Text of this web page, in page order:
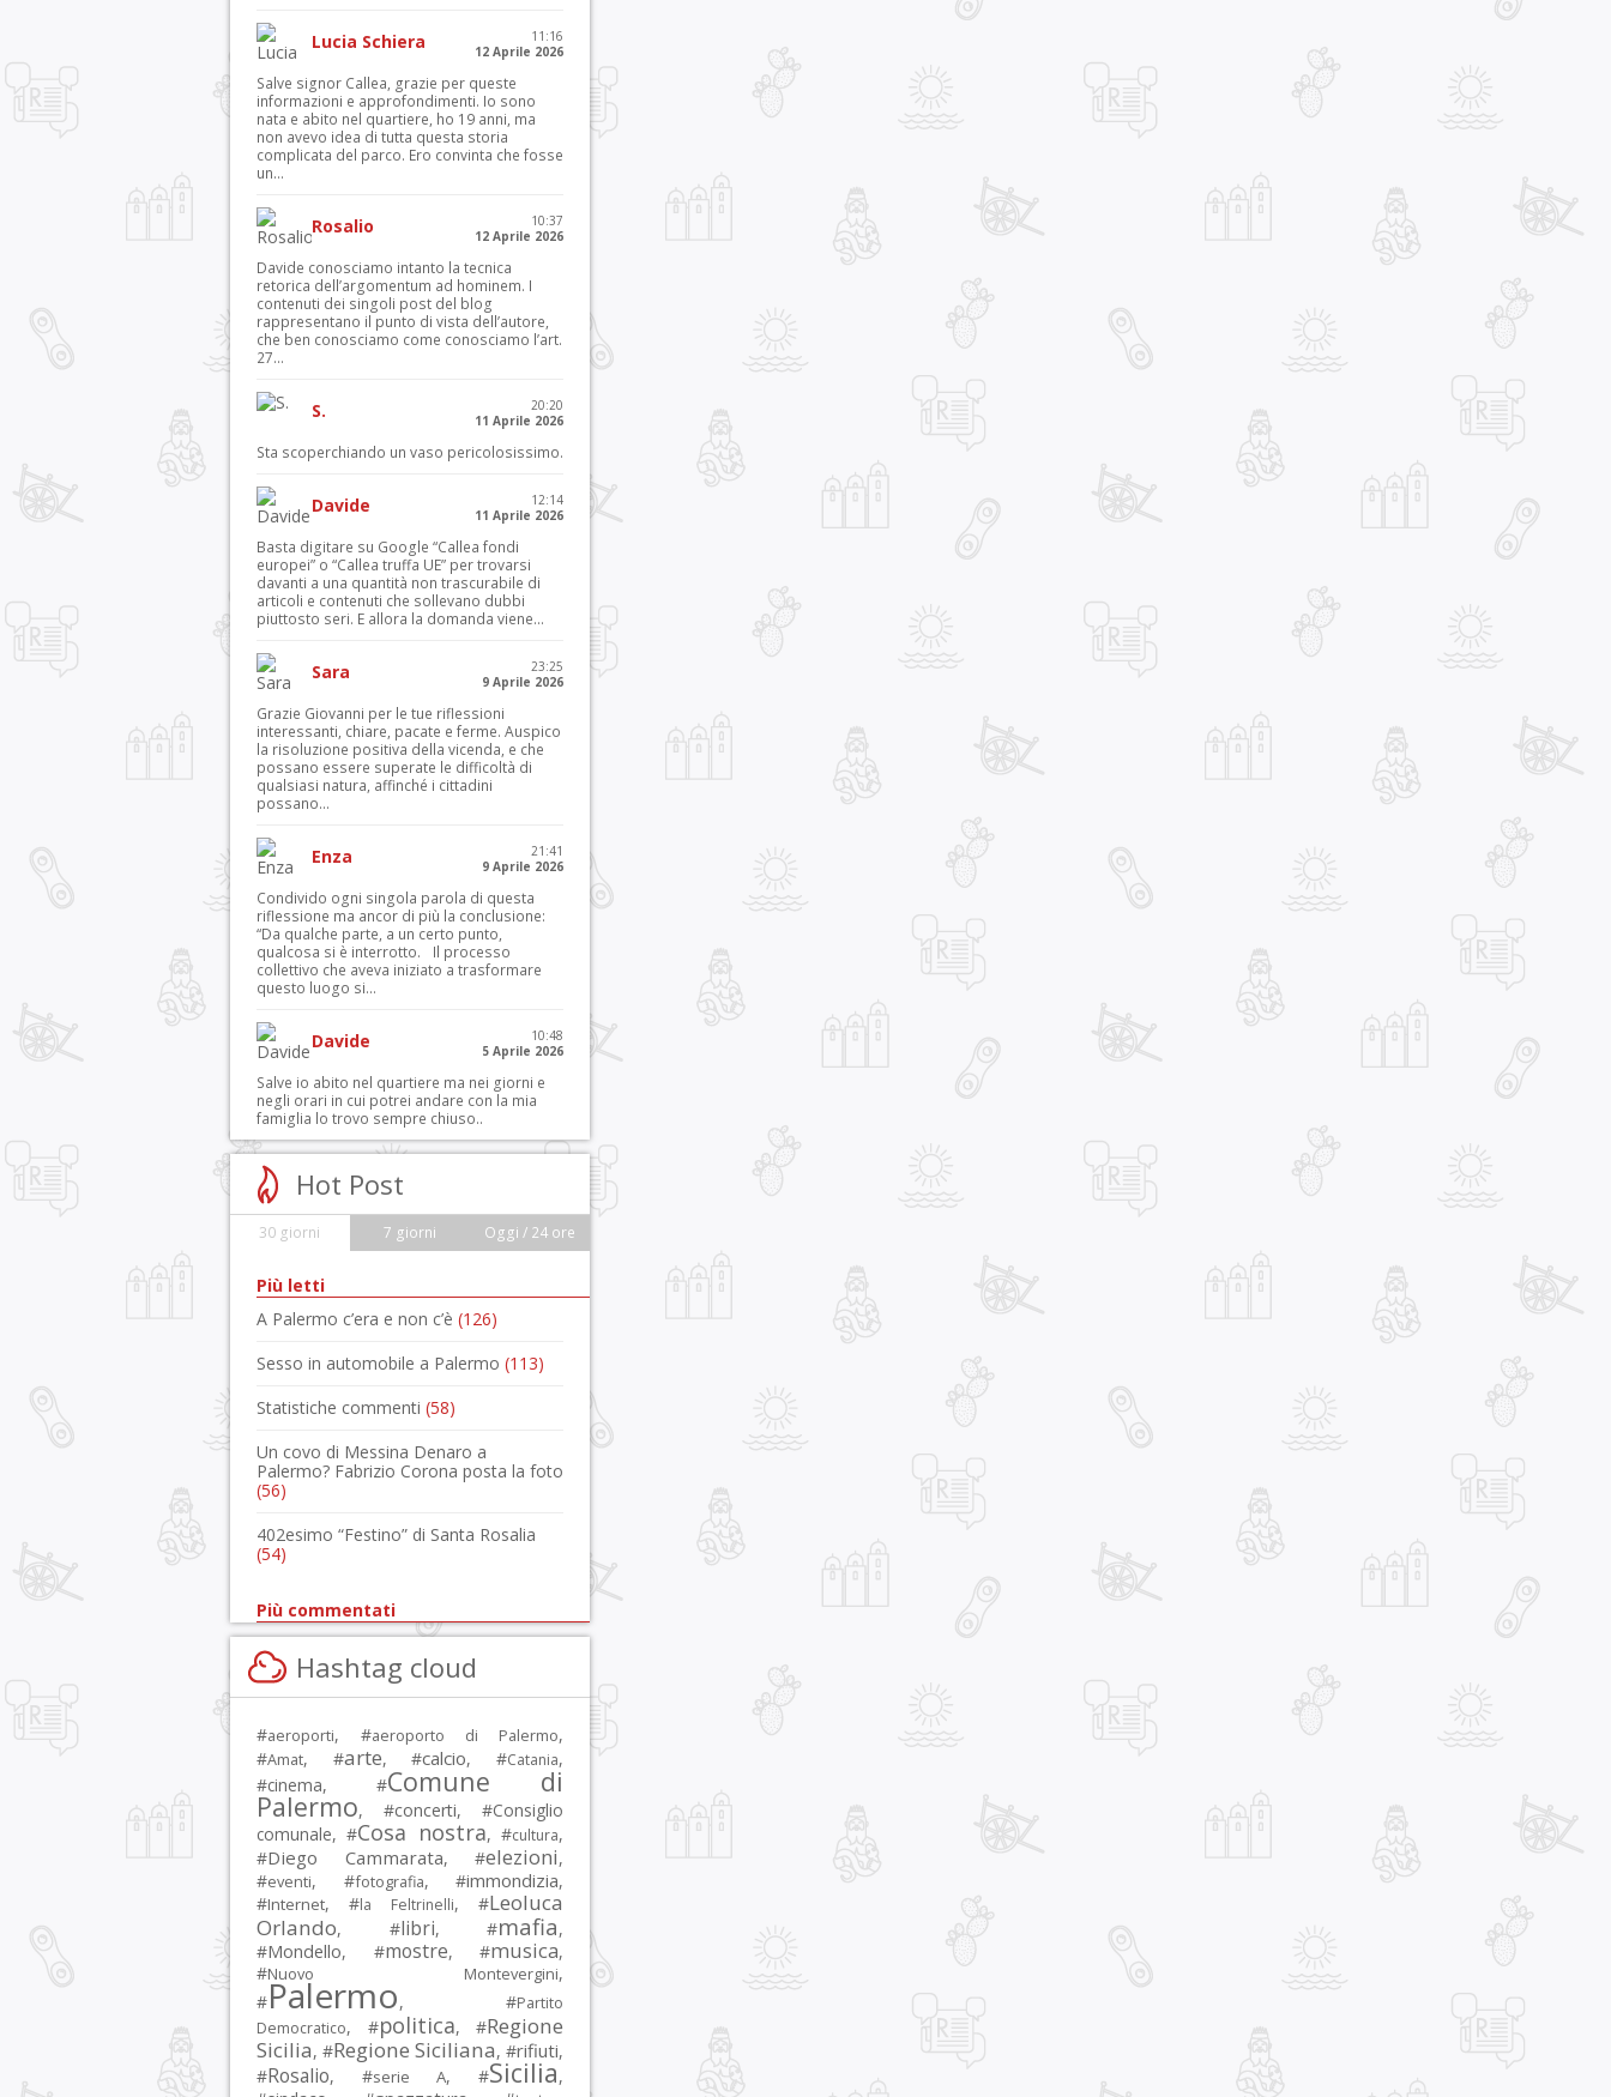
Lucia Schiera
11:16
12 Aprile 2026
Salve signor Callea, grazie per queste
informazioni e approfondimenti. Io sono
nata e abito nel quartiere, ho 19 anni, ma
non avevo idea di tutta questa storia
complicata del parco. Ero convinta che fosse
un...
Rosalio
10:37
12 Aprile 2026
Davide conosciamo intanto la tecnica
retorica dell’argomentum ad hominem. I
contenuti dei singoli post del blog
rappresentano il punto di vista dell’autore,
che ben conosciamo come conosciamo l’art.
27...
S.
20:20
11 Aprile 2026
Sta scoperchiando un vaso pericolosissimo.
Davide
12:14
11 Aprile 2026
Basta digitare su Google “Callea fondi
europei” o “Callea truffa UE” per trovarsi
davanti a una quantità non trascurabile di
articoli e contenuti che sollevano dubbi
piuttosto seri. E allora la domanda viene...
Sara
23:25
9 Aprile 2026
Grazie Giovanni per le tue riflessioni
interessanti, chiare, pacate e ferme. Auspico
la risoluzione positiva della vicenda, e che
possano essere superate le difficoltà di
qualsiasi natura, affinché i cittadini
possano...
Enza
21:41
9 Aprile 2026
Condivido ogni singola parola di questa
riflessione ma ancor di più la conclusione:
“Da qualche parte, a un certo punto,
qualcosa si è interrotto. Il processo
collettivo che aveva iniziato a trasformare
questo luogo si...
Davide
10:48
5 Aprile 2026
Salve io abito nel quartiere ma nei giorni e
negli orari in cui potrei andare con la mia
famiglia lo trovo sempre chiuso..
Hot Post
30 giorni 7 giorni Oggi / 24 ore
Più letti
A Palermo c’era e non c’è (126)
Sesso in automobile a Palermo (113)
Statistiche commenti (58)
Un covo di Messina Denaro a
Palermo? Fabrizio Corona posta la foto
(56)
402esimo “Festino” di Santa Rosalia
(54)
Più commentati
Hashtag cloud
#aeroporti, #aeroporto di Palermo,
#Amat, #arte, #calcio, #Catania,
#cinema, #Comune di
Palermo, #concerti, #Consiglio
comunale, #Cosa nostra, #cultura,
#Diego Cammarata, #elezioni,
#eventi, #fotografia, #immondizia,
#Internet, #la Feltrinelli, #Leoluca
Orlando, #libri, #mafia,
#Mondello, #mostre, #musica,
#Nuovo Montevergini,
#Palermo, #Partito
Democratico, #politica, #Regione
Sicilia, #Regione Siciliana, #rifiuti,
#Rosalio, #serie A, #Sicilia,